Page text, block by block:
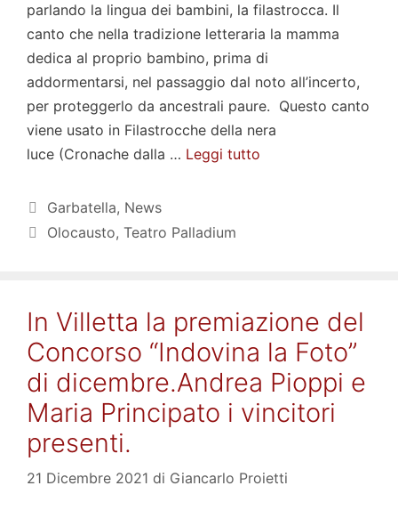
parlando la lingua dei bambini, la filastrocca. Il
canto che nella tradizione letteraria la mamma
dedica al proprio bambino, prima di
addormentarsi, nel passaggio dal noto all’incerto,
per proteggerlo da ancestrali paure. Questo canto
viene usato in Filastrocche della nera
luce (Cronache dalla … Leggi tutto
Categorie
Garbatella, News
Tag
Olocausto, Teatro Palladium
In Villetta la premiazione del
Concorso “Indovina la Foto”
di dicembre.Andrea Pioppi e
Maria Principato i vincitori
presenti.
21 Dicembre 2021 di Giancarlo Proietti